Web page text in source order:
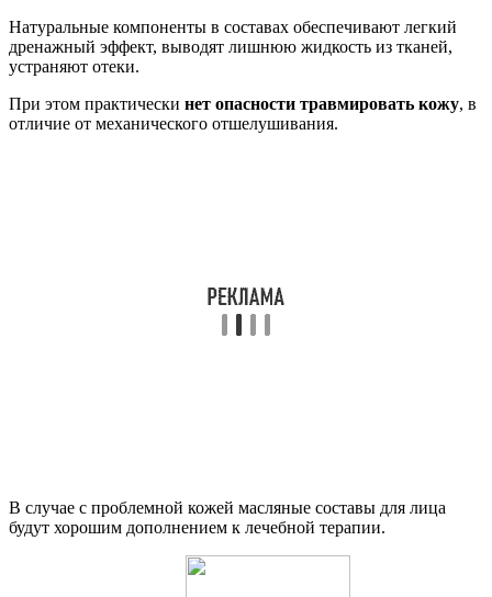
Натуральные компоненты в составах обеспечивают легкий
дренажный эффект, выводят лишнюю жидкость из тканей,
устраняют отеки.
При этом практически нет опасности травмировать кожу, в
отличие от механического отшелушивания.
В случае с проблемной кожей масляные составы для лица
будут хорошим дополнением к лечебной терапии.